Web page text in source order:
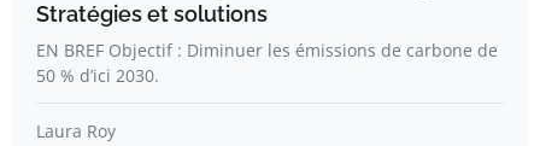
Stratégies et solutions
EN BREF Objectif : Diminuer les émissions de carbone de
50 % d’ici 2030.
Laura Roy